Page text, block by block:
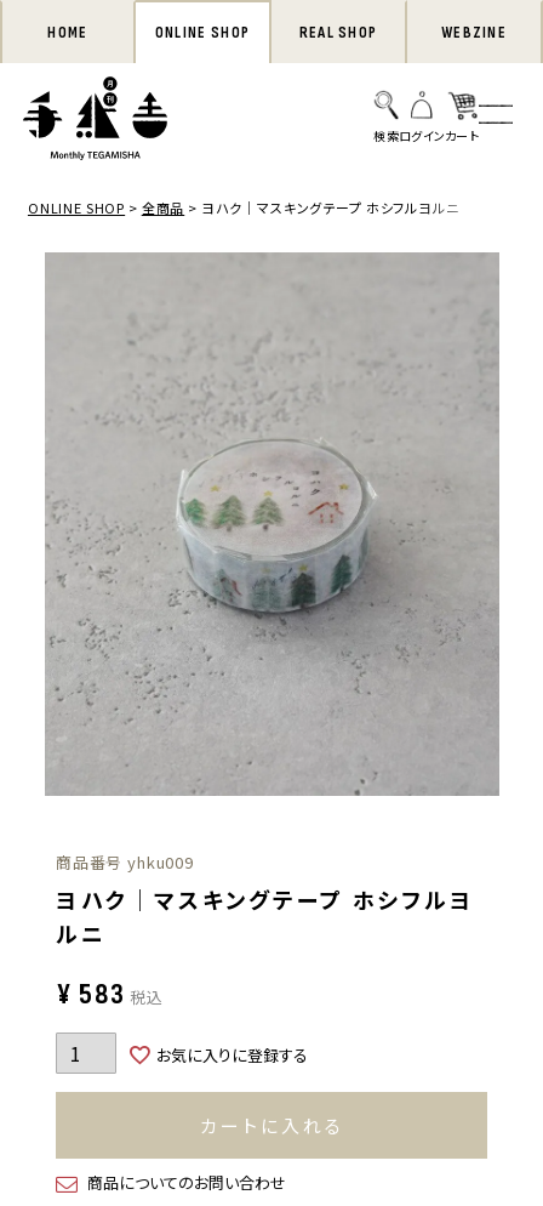
HOME ONLINE SHOP REAL SHOP WEBZINE
ONLINE SHOP 全商品 ヨハク｜マスキングテープ ホシフルヨルニ
商品番号 yhku009
ヨハク｜マスキングテープ ホシフルヨ
ルニ
¥ 583 税込
お気に入りに登録する
カートに入れる
商品についてのお問い合わせ